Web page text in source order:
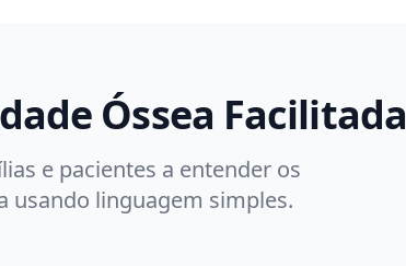
Óssea Facilitada
e pacientes a entender os
usando linguagem simples.